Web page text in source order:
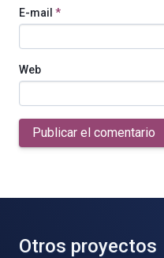
E-mail *
Web
Publicar el comentario
Otros proyectos